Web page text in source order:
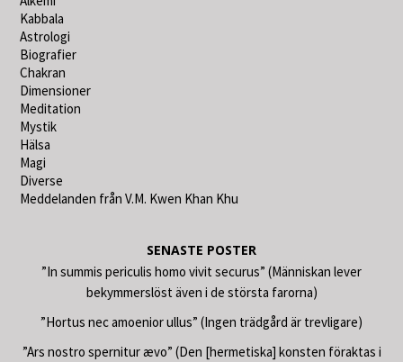
Kabbala
Astrologi
Biografier
Chakran
Dimensioner
Meditation
Mystik
Hälsa
Magi
Diverse
Meddelanden från V.M. Kwen Khan Khu
SENASTE POSTER
”In summis periculis homo vivit securus” (Människan lever
bekymmerslöst även i de största farorna)
”Hortus nec amoenior ullus” (Ingen trädgård är trevligare)
”Ars nostro spernitur ævo” (Den [hermetiska] konsten föraktas i